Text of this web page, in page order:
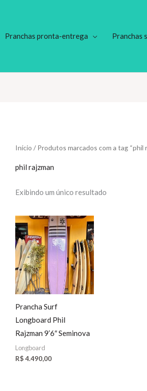
Pranchas pronta-entrega Pranchas
Início / Produtos marcados com a tag “phil
phil rajzman
Exibindo um único resultado
Prancha Surf
Longboard Phil
Rajzman 9’6″ Seminova
Longboard
R$4.490,00